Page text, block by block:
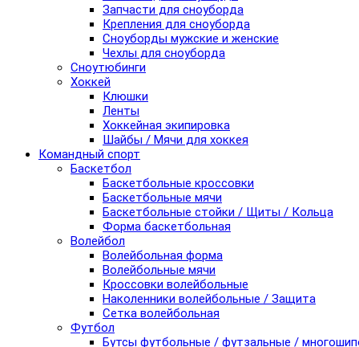
Запчасти для сноуборда
Крепления для сноуборда
Сноуборды мужские и женские
Чехлы для сноуборда
Сноутюбинги
Хоккей
Клюшки
Ленты
Хоккейная экипировка
Шайбы / Мячи для хоккея
Командный спорт
Баскетбол
Баскетбольные кроссовки
Баскетбольные мячи
Баскетбольные стойки / Щиты / Кольца
Форма баскетбольная
Волейбол
Волейбольная форма
Волейбольные мячи
Кроссовки волейбольные
Наколенники волейбольные / Защита
Сетка волейбольная
Футбол
Бутсы футбольные / футзальные /